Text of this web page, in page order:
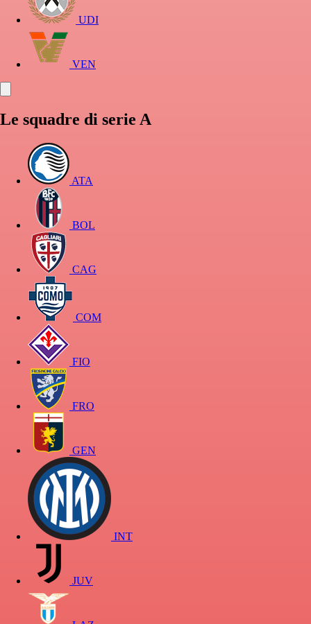
UDI
VEN
Le squadre di serie A
ATA
BOL
CAG
COM
FIO
FRO
GEN
INT
JUV